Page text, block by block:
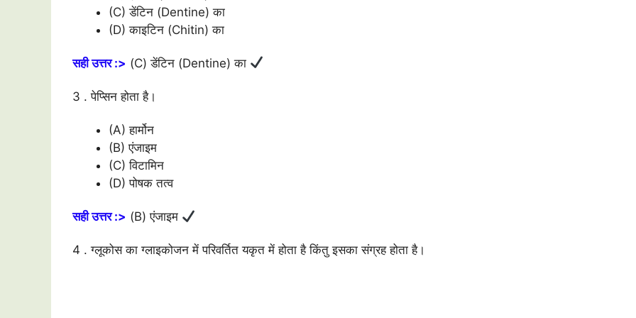
(C) डेंटिन (Dentine) का
(D) काइटिन (Chitin) का
सही उत्तर :> (C) डेंटिन (Dentine) का
3 . पेप्सिन होता है।
(A) हार्मोन
(B) एंजाइम
(C) विटामिन
(D) पोषक तत्व
सही उत्तर :> (B) एंजाइम
4 . ग्लूकोस का ग्लाइकोजन में परिवर्तित यकृत में होता है किंतु इसका संग्रह होता है।